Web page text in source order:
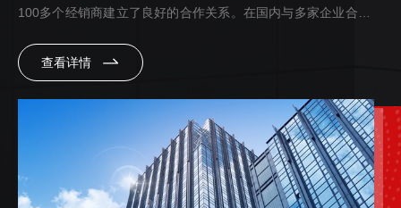
100多个经销商建立了良好的合作关系。在国内与多家企业合作，
点，用户所需要的已不仅仅是单纯的产品，而是集产品、应用和服
查看详情